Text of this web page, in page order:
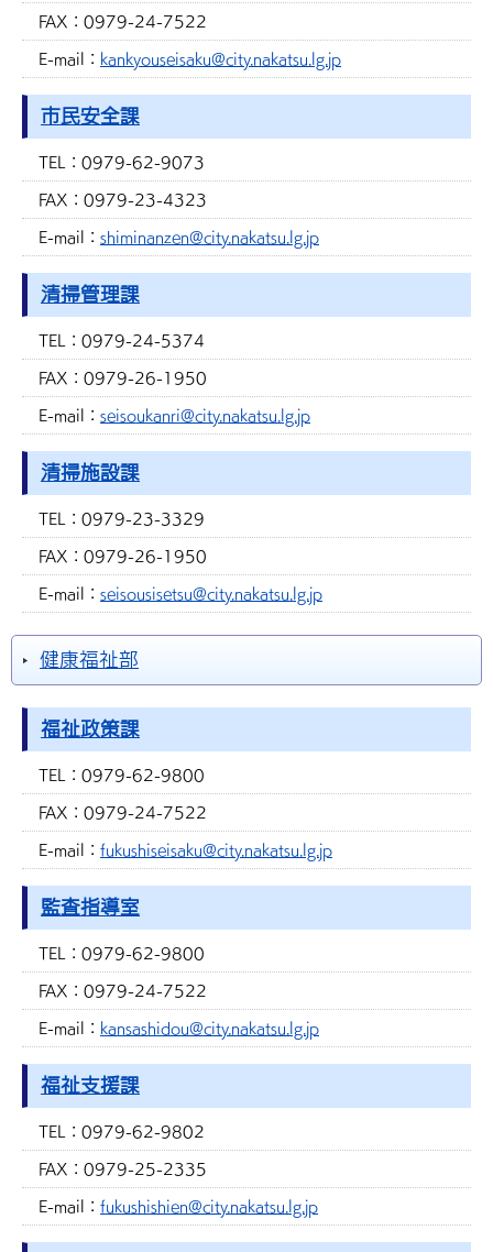
FAX： 0979-24-7522
E-mail： kankyouseisaku@city.nakatsu.lg.jp
市民安全課
TEL： 0979-62-9073
FAX： 0979-23-4323
E-mail： shiminanzen@city.nakatsu.lg.jp
清掃管理課
TEL： 0979-24-5374
FAX： 0979-26-1950
E-mail： seisoukanri@city.nakatsu.lg.jp
清掃施設課
TEL： 0979-23-3329
FAX： 0979-26-1950
E-mail： seisousisetsu@city.nakatsu.lg.jp
健康福祉部
福祉政策課
TEL： 0979-62-9800
FAX： 0979-24-7522
E-mail： fukushiseisaku@city.nakatsu.lg.jp
監査指導室
TEL： 0979-62-9800
FAX： 0979-24-7522
E-mail： kansashidou@city.nakatsu.lg.jp
福祉支援課
TEL： 0979-62-9802
FAX： 0979-25-2335
E-mail： fukushishien@city.nakatsu.lg.jp